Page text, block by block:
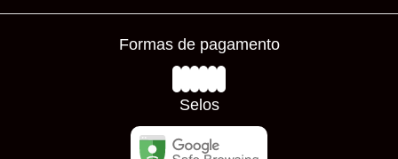
Frete Grátis
Prazos de EntregaFormas de pagamento
Selos